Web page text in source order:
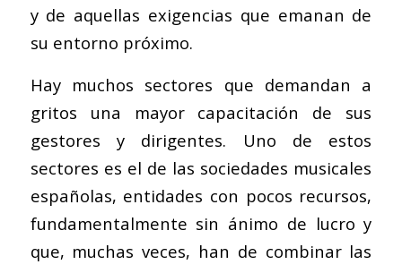
y de aquellas exigencias que emanan de
su entorno próximo.
Hay muchos sectores que demandan a
gritos una mayor capacitación de sus
gestores y dirigentes. Uno de estos
sectores es el de las sociedades musicales
españolas, entidades con pocos recursos,
fundamentalmente sin ánimo de lucro y
que, muchas veces, han de combinar las